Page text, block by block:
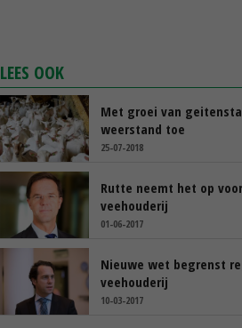
LEES OOK
Met groei van
weerstand toe
25-07-2018
Rutte neemt het op
veehouderij
01-06-2017
Nieuwe wet begrenst
veehouderij
10-03-2017